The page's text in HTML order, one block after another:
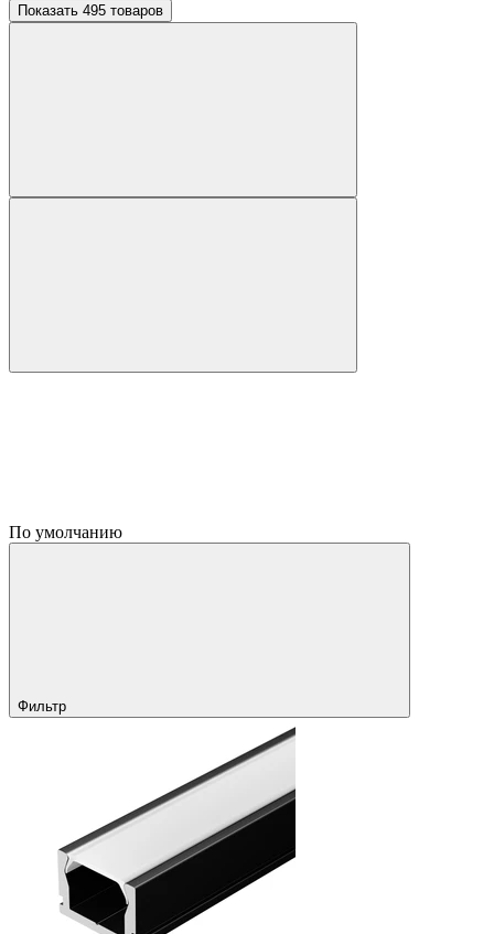
Показать 495 товаров
По умолчанию
Фильтр